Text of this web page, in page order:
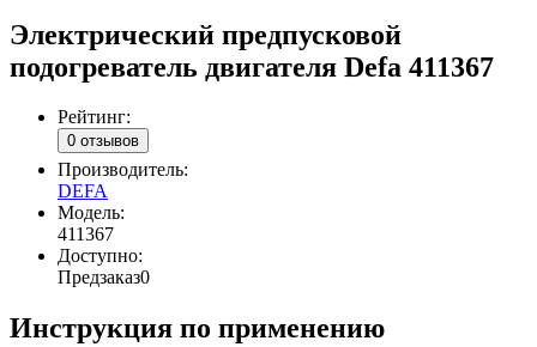
Электрический предпусковой
подогреватель двигателя Defa 411367
Рейтинг:
0 отзывов
Производитель:
DEFA
Модель:
411367
Доступно:
Предзаказ0
Инструкция по применению